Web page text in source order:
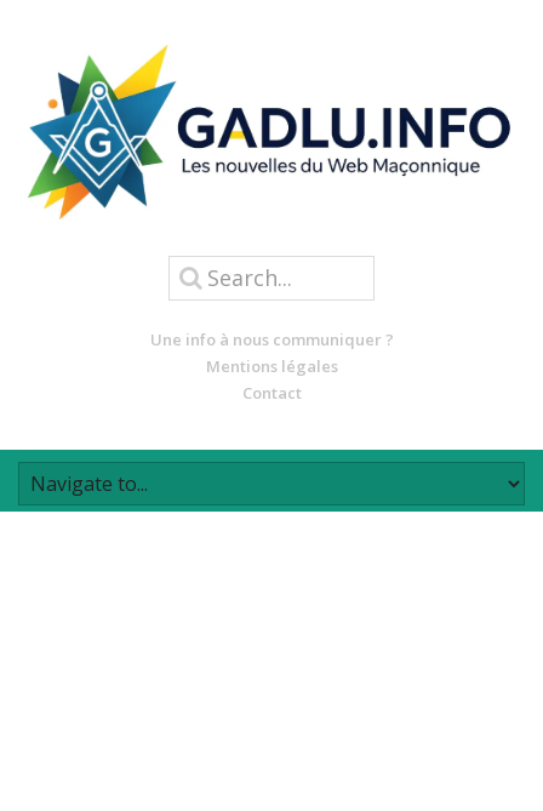
Une info à nous communiquer ?
Mentions légales
Contact